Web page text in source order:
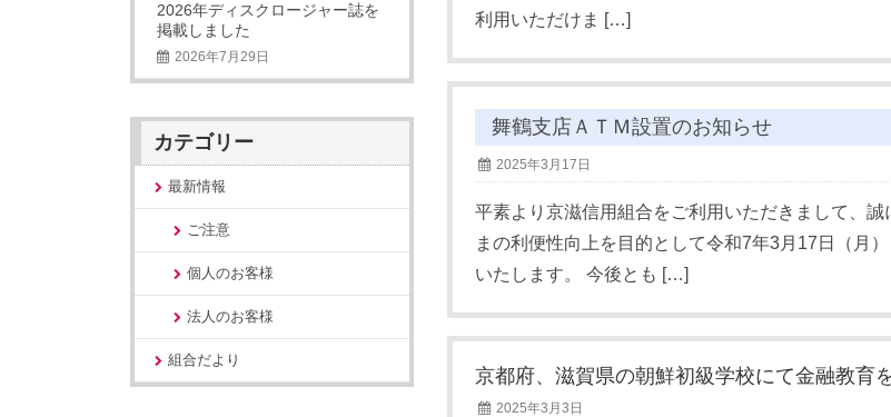
利用いただけま […]
舞鶴支店ＡＴＭ設置のお知らせ
2025年3月17日
平素より京滋信用組合をご利用いただきまして、
まの利便性向上を目的として令和7年3月17日（月
いたします。 今後とも […]
京都府、滋賀県の朝鮮初級学校にて金融教育
2025年3月3日
2026年ディスクロージャー誌を
掲載しました
2026年7月29日
カテゴリー
最新情報
ご注意
個人のお客様
法人のお客様
組合だより